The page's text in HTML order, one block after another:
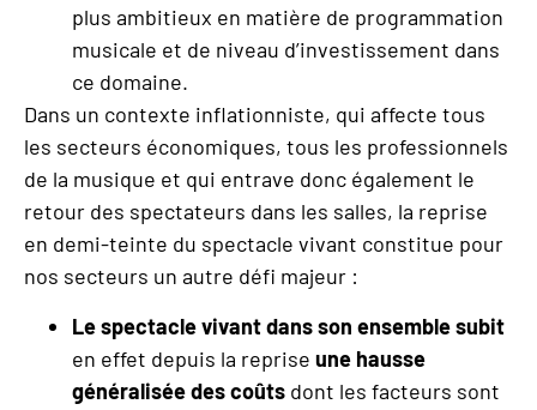
plus ambitieux en matière de programmation
musicale et de niveau d’investissement dans
ce domaine.
Dans un contexte inflationniste, qui affecte tous
les secteurs économiques, tous les professionnels
de la musique et qui entrave donc également le
retour des spectateurs dans les salles, la reprise
en demi-teinte du spectacle vivant constitue pour
nos secteurs un autre défi majeur :
Le spectacle vivant dans son ensemble subit
en effet depuis la reprise une hausse
généralisée des coûts dont les facteurs sont